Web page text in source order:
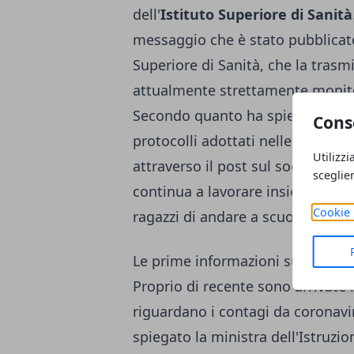
Cookie
dell'Istituto Superiore di Sanità
messaggio che è stato
Superiore di Sanità, che la
attualmente strettamente
Secondo quanto ha spiegato il
protocolli adottati nelle scuole
attraverso il post sul social
continua a lavorare insieme al
ragazzi di andare a scuola.
Le prime informazioni sui dati
Proprio di recente sono
riguardano i contagi da
spiegato la ministra